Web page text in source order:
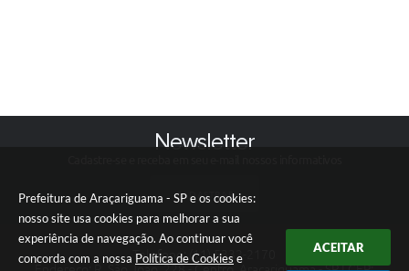
Prefeitura de Araçariguama - SP e os cookies:
nosso site usa cookies para melhorar a sua
experiência de navegação. Ao continuar você
concorda com a nossa Política de Cookies e
ACEITAR
Newsletter
CADASTRAR
Telefone: (11) 5332-2170